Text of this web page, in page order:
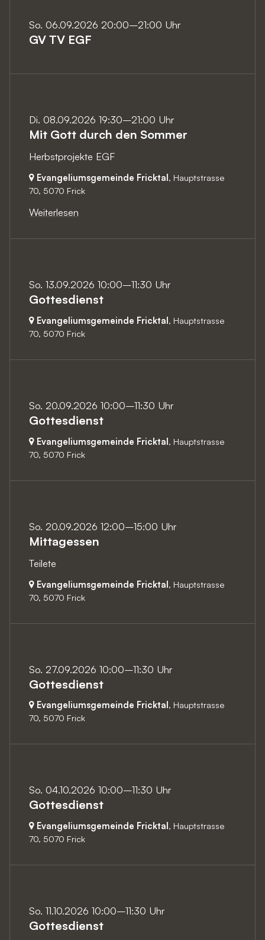
So. 06.09.2026 20:00–21:00 Uhr
GV TV EGF
Di. 08.09.2026 19:30–21:00 Uhr
Mit Gott durch den Sommer
Herbstprojekte EGF
Evangeliumsgemeinde Fricktal, Hauptstrasse
70, 5070 Frick
Weiterlesen
So. 13.09.2026 10:00–11:30 Uhr
Gottesdienst
Evangeliumsgemeinde Fricktal, Hauptstrasse
70, 5070 Frick
So. 20.09.2026 10:00–11:30 Uhr
Gottesdienst
Evangeliumsgemeinde Fricktal, Hauptstrasse
70, 5070 Frick
So. 20.09.2026 12:00–15:00 Uhr
Mittagessen
Teilete
Evangeliumsgemeinde Fricktal, Hauptstrasse
70, 5070 Frick
So. 27.09.2026 10:00–11:30 Uhr
Gottesdienst
Evangeliumsgemeinde Fricktal , Hauptstrasse
70, 5070 Frick
So. 04.10.2026 10:00–11:30 Uhr
Gottesdienst
Evangeliumsgemeinde Fricktal, Hauptstrasse
70, 5070 Frick
So. 11.10.2026 10:00–11:30 Uhr
Gottesdienst